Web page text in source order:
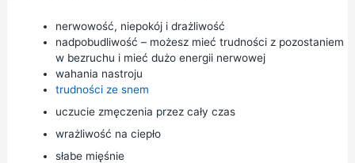
nerwowość, niepokój i drażliwość
nadpobudliwość – możesz mieć trudności z pozostaniem
w bezruchu i mieć dużo energii nerwowej
wahania nastroju
trudności ze snem
uczucie zmęczenia przez cały czas
wrażliwość na ciepło
słabe mięśnie